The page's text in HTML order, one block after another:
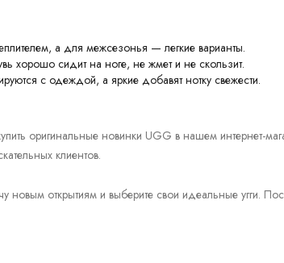
а для межсезонья — легкие варианты.
хорошо сидит на ноге, не жмет и не скользит.
с одеждой, а яркие добавят нотку свежести.
оригинальные новинки UGG в нашем интернет-
клиентов.
открытиям и выберите свои идеальные угги.